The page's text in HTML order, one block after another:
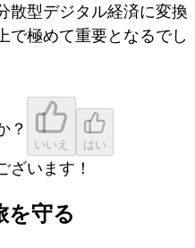
散型デジタル経済に変換
で極めて重要となるでし
？
いいえ はい
ざいます！
を守る